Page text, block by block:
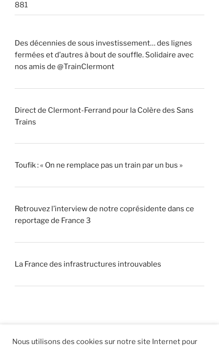
881
Des décennies de sous investissement… des lignes
fermées et d’autres à bout de souffle. Solidaire avec
nos amis de @TrainClermont
Direct de Clermont-Ferrand pour la Colère des Sans
Trains
Toufik : « On ne remplace pas un train par un bus »
Retrouvez l’interview de notre coprésidente dans ce
reportage de France 3
La France des infrastructures introuvables
Nous utilisons des cookies sur notre site Internet pour